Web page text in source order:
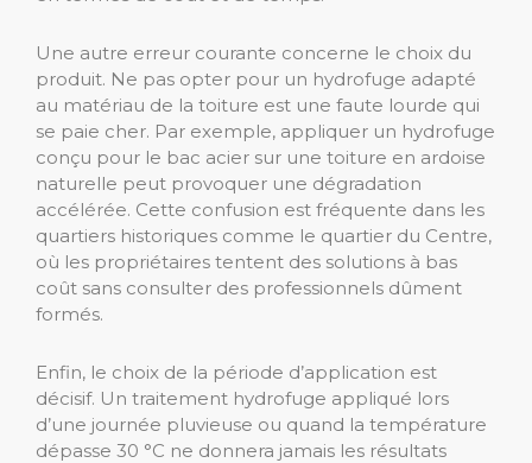
Une autre erreur courante concerne le choix du
produit. Ne pas opter pour un hydrofuge adapté
au matériau de la toiture est une faute lourde qui
se paie cher. Par exemple, appliquer un hydrofuge
conçu pour le bac acier sur une toiture en ardoise
naturelle peut provoquer une dégradation
accélérée. Cette confusion est fréquente dans les
quartiers historiques comme le quartier du Centre,
où les propriétaires tentent des solutions à bas
coût sans consulter des professionnels dûment
formés.
Enfin, le choix de la période d’application est
décisif. Un traitement hydrofuge appliqué lors
d’une journée pluvieuse ou quand la température
dépasse 30 °C ne donnera jamais les résultats